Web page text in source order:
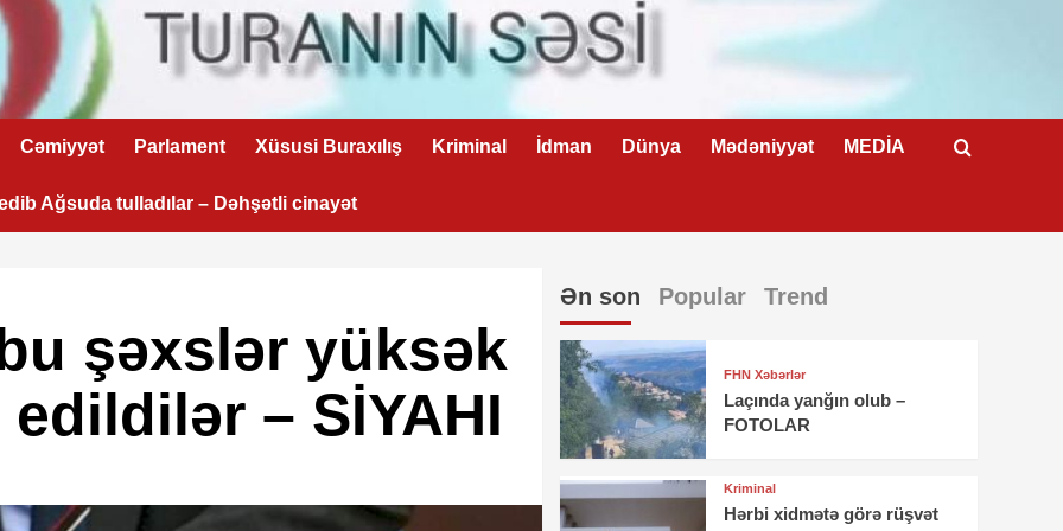
Cəmiyyət Parlament Xüsusi Buraxılış Kriminal İdman Dünya Mədəniyyət MEDİA
Ağsuda tulladılar – Dəhşətli cinayət
şəxslər yüksək
– SİYAHI
Ən son Popular Trend
FHN Xəbərlər
Laçında yanğın olub –
FOTOLAR
Kriminal
Hərbi xidmətə görə rüşvət